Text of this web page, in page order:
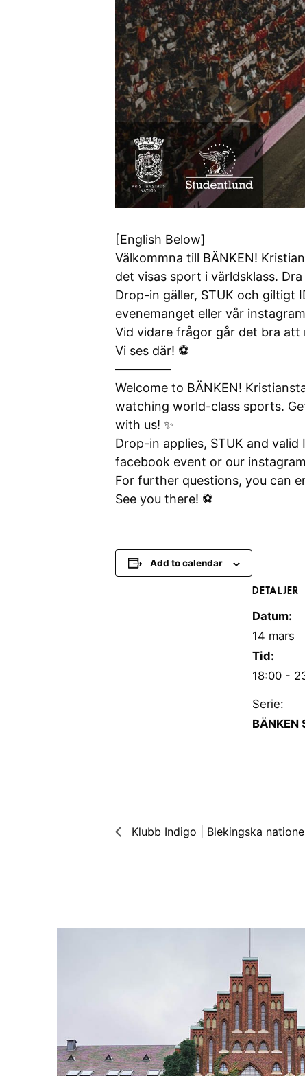
[English Below]
Välkommna till BÄNKEN!
det visas sport i världsklass.
Drop-in gäller, STUK och giltigt
evenemanget eller vår
Vid vidare frågor går det bra att
Vi ses där! ⚽️
————–
Welcome to BÄNKEN!
watching world-class sports.
with us! ✨
Drop-in applies, STUK and
facebook event or our
For further questions, you can
See you there! ⚽️
Add to calendar
DETALJER
Datum:
14 mars
Tid:
18:00 -
Serie:
BÄNKEN
Klubb Indigo | Blekingska